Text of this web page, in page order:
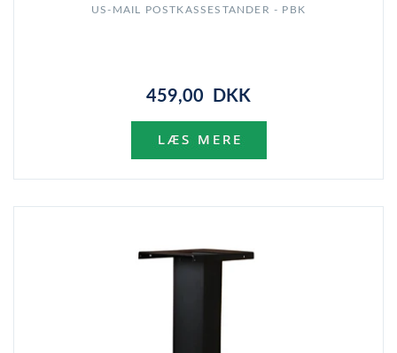
US-MAIL POSTKASSESTANDER - PBK
459,00 DKK